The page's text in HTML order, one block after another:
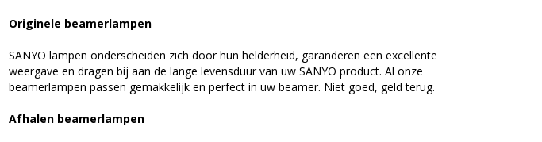
Originele beamerlampen
SANYO lampen onderscheiden zich door hun helderheid, garanderen een excellente
weergave en dragen bij aan de lange levensduur van uw SANYO product. Al onze
beamerlampen passen gemakkelijk en perfect in uw beamer. Niet goed, geld terug.
Afhalen beamerlampen